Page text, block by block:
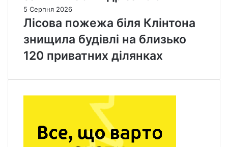
5 Серпня 2026
Лісова пожежа біля Клінтона
знищила будівлі на близько
120 приватних ділянках